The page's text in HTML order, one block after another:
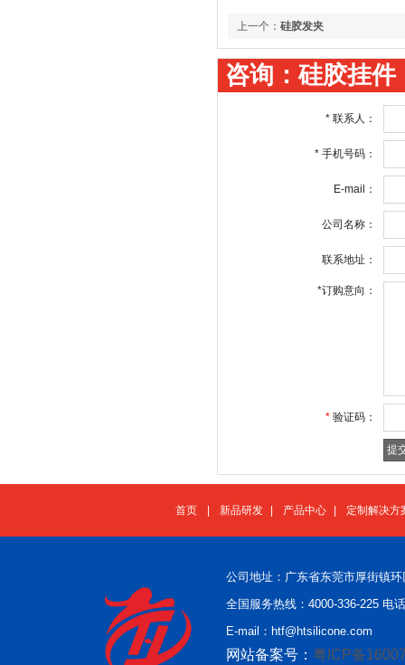
上一个： 硅胶发夹
咨询：硅胶挂件
* 联系人：
* 手机号码：
E-mail：
公司名称：
联系地址：
*订购意向：
* 验证码：
首页 新品研发 产品中心 定制解决方
公司地址：广东省东莞市厚街镇
全国服务热线：4000-336-225 电
E-mail：htf@htsilicone.com
网站备案号： 粤ICP备